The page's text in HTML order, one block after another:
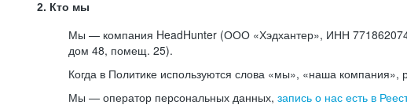
2. Кто мы
Мы — компания HeadHunter (ООО «Хэдхантер», ИНН
дом 48, помещ. 25).
Когда в Политике используются слова «мы», «наша
Мы — оператор персональных данных, запись о нас есть в